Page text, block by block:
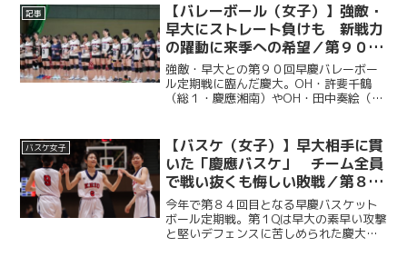
記事
【バレーボール（女子）】強敵・
早大にストレート負けも 新戦力
の躍動に来季への希望／第９０回
早慶バレーボール定期戦
強敵・早大との第９０回早慶バレーボー
ル定期戦に臨んだ慶大。OH・許斐千鶴
（総１・慶應湘南）やOH・田中奏絵（文
た試合運びに苦しみ、セットカウント０
－３で敗れた。しかし、...
バスケ女子
【バスケ（女子）】早大相手に貫
いた「慶應バスケ」 チーム全員
で戦い抜くも悔しい敗戦／第８４
回早慶バスケットボール定期戦
今年で第８４回目となる早慶バスケット
ボール定期戦。第１Qは早大の素早い攻撃
と堅いデフェンスに苦しめられた慶大だ